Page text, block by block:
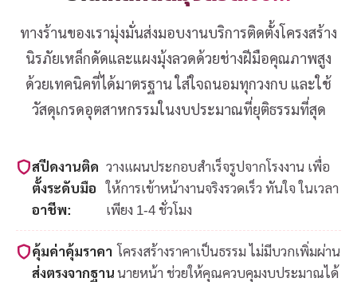
ทางร้านของเรามุ่งมั่นส่งมอบงานบริการติดตั้งโครงสร้าง
นิรภัยเหล็กดัดและแผงมุ้งลวดด้วยช่างฝีมือคุณภาพสูง
ด้วยเทคนิคที่ได้มาตรฐาน ใส่ใจถนอมทุกวงกบ และใช้
วัสดุเกรดอุตสาหกรรมในงบประมาณที่ยุติธรรมที่สุด
สปีดงานติด
ตั้งระดับมือ
อาชีพ:
วางแผนประกอบสำเร็จรูปจากโรงงาน เพื่อ
ให้การเข้าหน้างานจริงรวดเร็ว ทันใจ ในเวลา
เพียง 1-4 ชั่วโมง
คุ้มค่าคุ้มราคา
ส่งตรงจากฐาน
โครงสร้างราคาเป็นธรรม ไม่มีบวกเพิ่มผ่าน
นายหน้า ช่วยให้คุณควบคุมงบประมาณได้